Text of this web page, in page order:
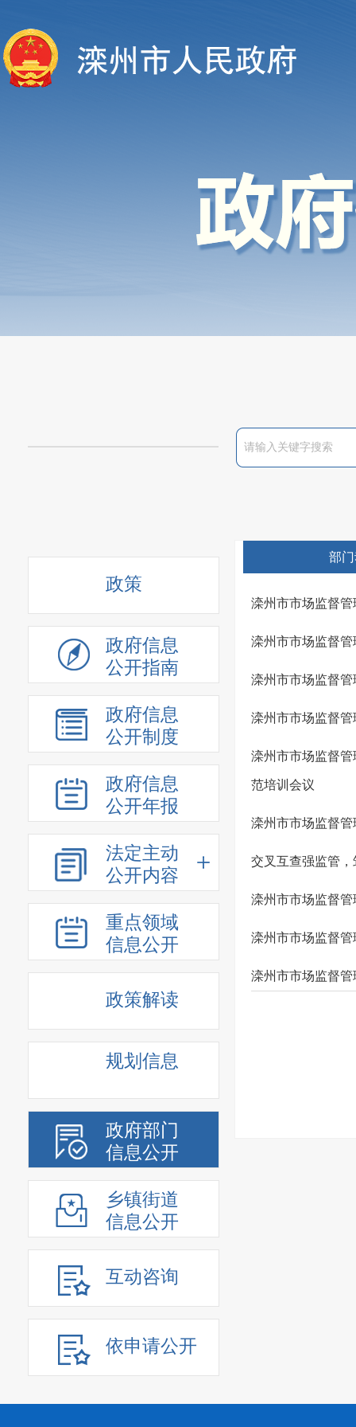
政策
政府信息
公开指南
政府信息
公开制度
政府信息
公开年报
法定主动
公开内容
重点领域
信息公开
政策解读
规划信息
政府部门
信息公开
乡镇街道
信息公开
互动咨询
依申请公开
部
滦州市市场监督
滦州市市场监督
滦州市市场监督
滦州市市场监督
滦州市市场监督
范培训会议
滦州市市场监督
交叉互查强监管
滦州市市场监督
滦州市市场监督
滦州市市场监督